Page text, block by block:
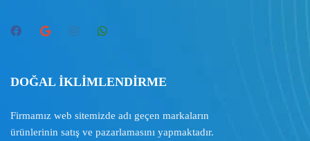
DOĞAL İKLİMLENDİRME
Firmamız web sitemizde adı geçen markaların
ürünlerinin satış ve pazarlamasını yapmaktadır.